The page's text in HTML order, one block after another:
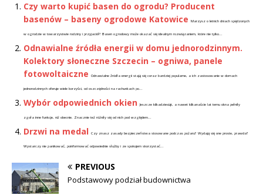
Czy warto kupić basen do ogrodu? Producent
basenów – baseny ogrodowe Katowice
Marzysz o letnich dniach spędzonych
w ogrodzie w towarzystwie rodziny i przyjaciół? Basen ogrodowy może okazać się idealnym rozwiązaniem, które nie tylko...
Odnawialne źródła energii w domu jednorodzinnym.
Kolektory słoneczne Szczecin – ogniwa, panele
fotowoltaiczne
Odnawialne źródła energii stają się coraz bardziej popularne, a ich zastosowanie w domach
jednorodzinnych oferuje wiele korzyści, od oszczędności na rachunkach po...
Wybór odpowiednich okien Jeszcze kilkadziesiąt, a nawet kilkanaście lat temu okna pełniły
zgoła inne funkcje, niż obecnie. Znacznie też różniły się od nich pod względem...
Drzwi na medal Czy znasz zasady bezpieczeństwa stosowane podczas pożaru? Wydają się one proste, prawda?
Wystarczy nie panikować, poinformować odpowiednie służby i ze spokojem skorzystać...
PREVIOUS
Podstawowy podział budownictwa